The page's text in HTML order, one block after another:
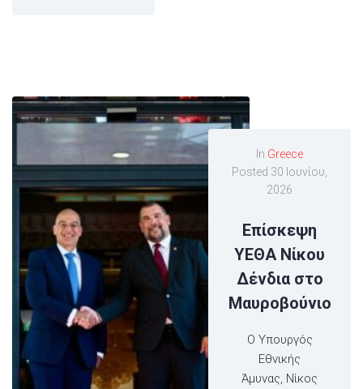
In Greece
Posted 30 Ιουνίου,
2026
Επίσκεψη
ΥΕΘΑ Νίκου
Δένδια στο
Μαυροβούνιο
Ο Υπουργός
Εθνικής
Άμυνας, Νίκος